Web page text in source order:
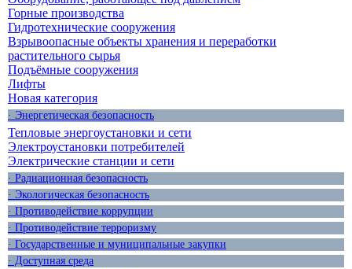
Горные производства
Гидротехнические сооружения
Взрывоопасные объекты хранения и переработки
растительного сырья
Подъёмные сооружения
Лифты
Новая категория
· Энергетическая безопасность
Тепловые энергоустановки и сети
Электроустановки потребителей
Электрические станции и сети
· Радиационная безопасность
· Экологическая безопасность
· Противодействие коррупции
· Противодействие терроризму
· Государственные и муниципальные закупки
· Доступная среда